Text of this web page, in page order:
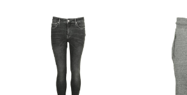
Vêtements pas cher et Promos
Vêtements
Le sweat à
associe le
années 90 à